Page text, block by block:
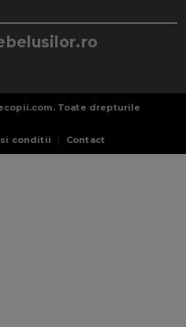
. Toate drepturile
si conditii Contact